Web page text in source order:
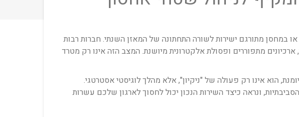
במחסן מתורגם ישירות לשורה התחתונה של המאזן השנתי. חברות רבות
מתפוררים ופסולת אלקטרונית מיושנת. המצב הזה אינו רק מטרד
הוא אינו רק פעולה של "ניקיון", אלא מהלך לוגיסטי אסטרטגי.
ונראה כיצד השירות הנכון יכול לחסוך לארגון שלכם עשרות